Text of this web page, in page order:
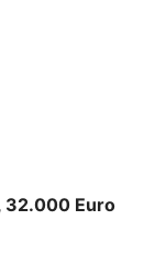
32.000 Euro